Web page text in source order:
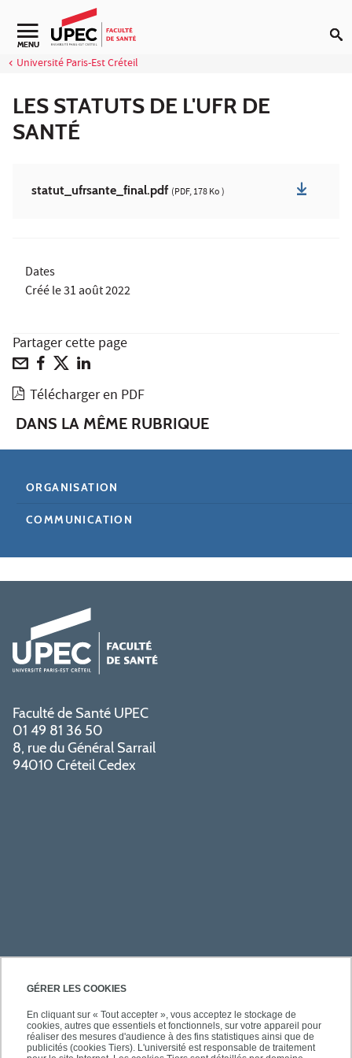
GÉRER LES COOKIES
En cliquant sur « Tout accepter », vous acceptez le stockage de
cookies, autres que essentiels et fonctionnels, sur votre appareil pour
réaliser des mesures d'audience à des fins statistiques ainsi que de
publicités (cookies Tiers). L'université est responsable de traitement
Aller au contenu
Navigation secondaire
MENU
Université Paris-Est Créteil
LES STATUTS DE L'UFR DE
SANTÉ
statut_ufrsante_final.pdf (PDF, 178 Ko )
Dates
Créé le31 août 2022
Partager cette page
Télécharger en PDF
DANS LA MÊME RUBRIQUE
ORGANISATION
COMMUNICATION
Faculté de Santé UPEC
01 49 81 36 50
8, rue du Général Sarrail
94010 Créteil Cedex
PRATIQUE
ACCÈS RAPIDES